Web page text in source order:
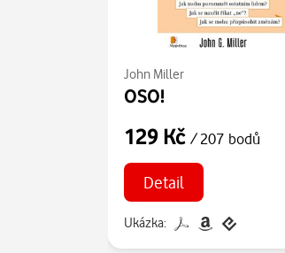
John Miller
OSO!
129 Kč / 207 bodů
Detail
Ukázka: